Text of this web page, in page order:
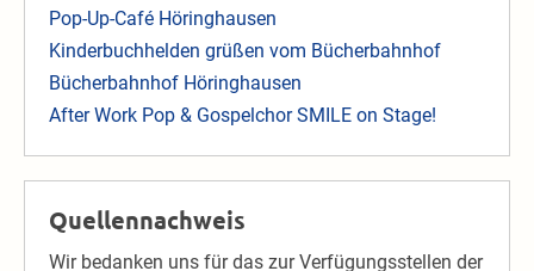
Pop-Up-Café Höringhausen
Kinderbuchhelden grüßen vom Bücherbahnhof
Bücherbahnhof Höringhausen
After Work Pop & Gospelchor SMILE on Stage!
Quellennachweis
Wir bedanken uns für das zur Verfügungsstellen der